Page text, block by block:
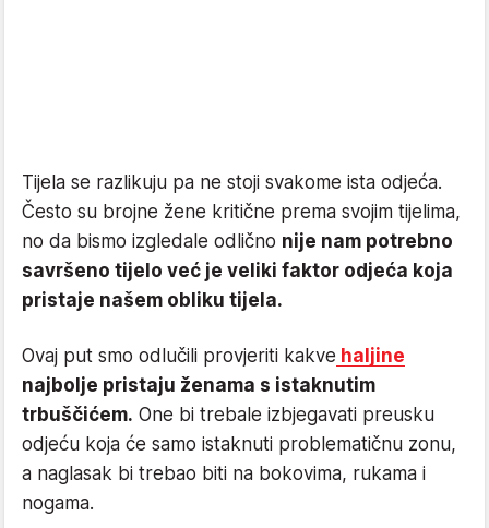
Tijela se razlikuju pa ne stoji svakome ista odjeća.
Često su brojne žene kritične prema svojim tijelima,
no da bismo izgledale odlično nije nam potrebno
savršeno tijelo već je veliki faktor odjeća koja
pristaje našem obliku tijela.
Ovaj put smo odlučili provjeriti kakve haljine
najbolje pristaju ženama s istaknutim
trbuščićem. One bi trebale izbjegavati preusku
odjeću koja će samo istaknuti problematičnu zonu,
a naglasak bi trebao biti na bokovima, rukama i
nogama.